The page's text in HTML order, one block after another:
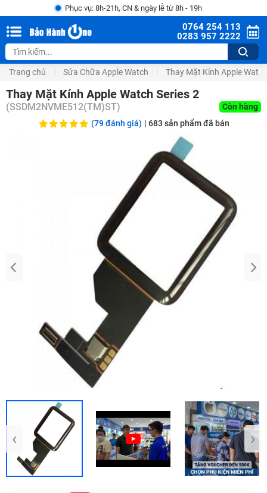
Phục vụ: 8h-21h, CN & ngày lễ từ 8h - 19h
0764 254 113
0283 957 2222
Trang chủ Sửa Chữa Apple Watch Thay Mặt Kính Apple Watch
Thay Mặt Kính Apple Watch Series 2
(SSDM2NVME512(TM)ST)
Còn hàng
(79 đánh giá) | 683 sản phẩm đã bán
‹ ›